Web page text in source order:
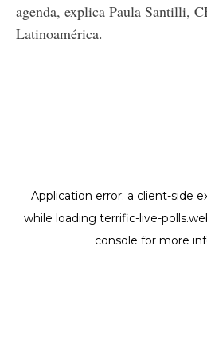
agenda, explica Paula Santilli,
Latinoamérica.